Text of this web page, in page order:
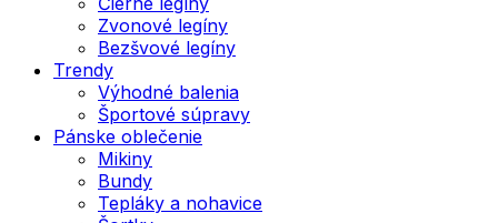
Zvonové legíny
Bezšvové legíny
Trendy
Výhodné balenia
Športové súpravy
Pánske oblečenie
Mikiny
Bundy
Tepláky a nohavice